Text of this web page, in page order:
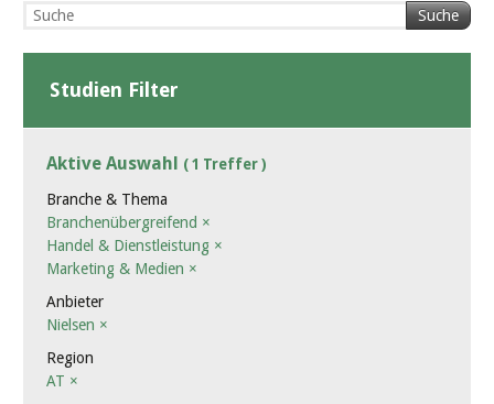
Suche
Studien Filter
Aktive Auswahl ( 1 Treffer )
Branche & Thema
Branchenübergreifend ×
Handel & Dienstleistung ×
Marketing & Medien ×
Anbieter
Nielsen ×
Region
AT ×